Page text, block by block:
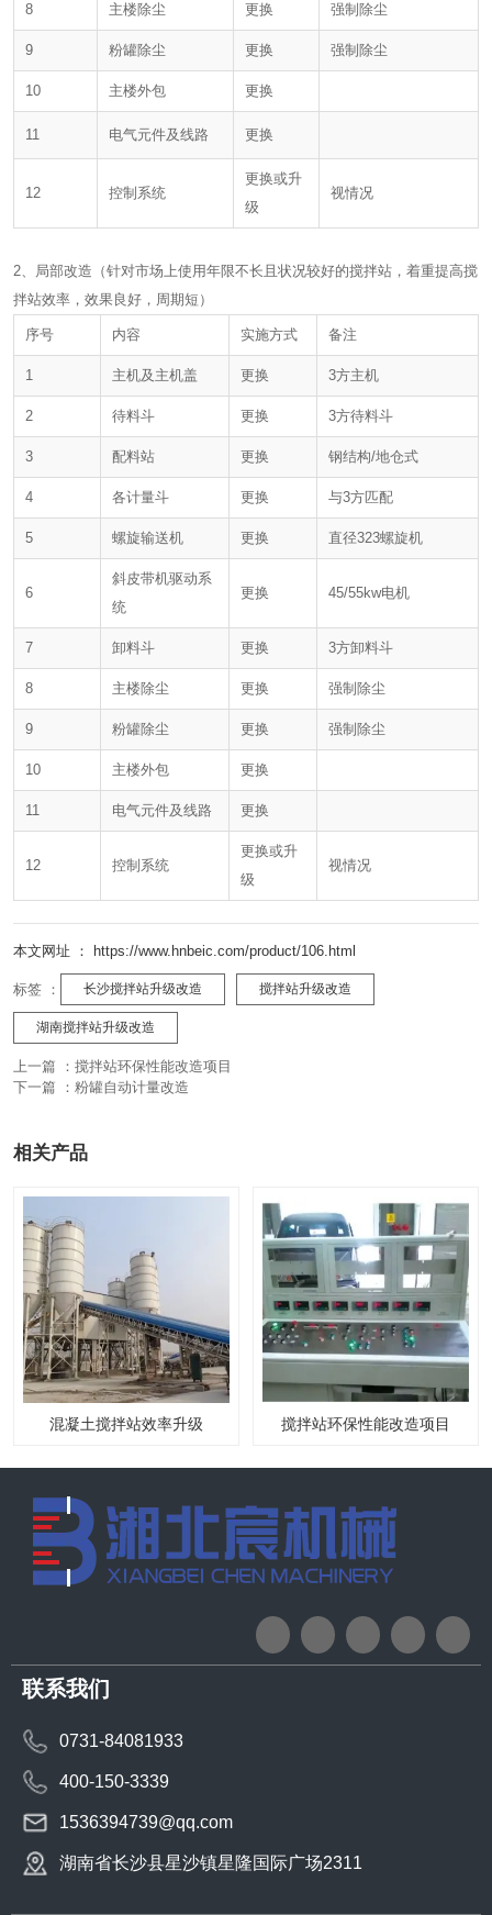
8 主楼除尘 更换 强制除尘
9 粉罐除尘 更换 强制除尘
10 主楼外包 更换
11 电气元件及线路 更换
12 控制系统
更换或升
级
视情况
2、局部改造（针对市场上使用年限不长且状况较好的搅拌站，着重提高搅
拌站效率，效果良好，周期短）
序号 内容 实施方式 备注
1 主机及主机盖 更换 3方主机
2 待料斗 更换 3方待料斗
3 配料站 更换 钢结构/地仓式
4 各计量斗 更换 与3方匹配
5 螺旋输送机 更换 直径323螺旋机
6
斜皮带机驱动系
统
更换 45/55kw电机
7 卸料斗 更换 3方卸料斗
8 主楼除尘 更换 强制除尘
9 粉罐除尘 更换 强制除尘
10 主楼外包 更换
11 电气元件及线路 更换
12 控制系统
更换或升
级
视情况
本文网址 ： https://www.hnbeic.com/product/106.html
标签 ： 长沙搅拌站升级改造 搅拌站升级改造
湖南搅拌站升级改造
上一篇 ： 搅拌站环保性能改造项目
下一篇 ： 粉罐自动计量改造
相关产品
混凝土搅拌站效率升级 搅拌站环保性能改造项目
联系我们
0731-84081933
400-150-3339
1536394739@qq.com
湖南省长沙县星沙镇星隆国际广场2311